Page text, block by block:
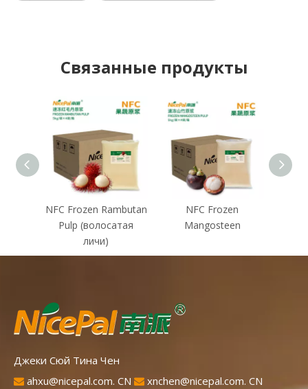
Связанные продукты
NFC Frozen Rambutan
Pulp (волосатая
личи)
NFC Frozen
Mangosteen
Джеки Сюй Тина Чен
 ahxu@nicepal.com. CN  xnchen@nicepal.com. CN